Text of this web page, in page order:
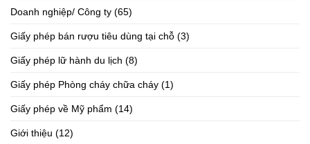
Doanh nghiệp/ Công ty (65)
Giấy phép bán rượu tiêu dùng tại chỗ (3)
Giấy phép lữ hành du lịch (8)
Giấy phép Phòng cháy chữa cháy (1)
Giấy phép về Mỹ phẩm (14)
Giới thiệu (12)